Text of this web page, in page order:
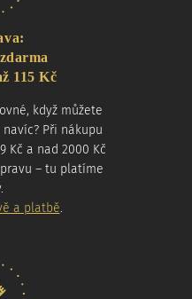
115 Kč
když můžete
Při nákupu
Kč a nad 2000 Kč
– tu platíme
a platbě.